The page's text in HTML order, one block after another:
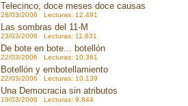
Telecinco, doce meses doce causas
28/03/2006 Lecturas: 12.491
Las sombras del 11-M
23/03/2006 Lecturas: 11.631
De bote en bote... botellón
22/03/2006 Lecturas: 10.361
Botellón y embotellamiento
22/03/2006 Lecturas: 10.139
Una Democracia sin atributos
19/03/2006 Lecturas: 9.844